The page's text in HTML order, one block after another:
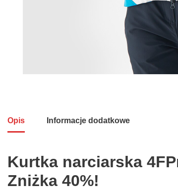
Opis Informacje dodatkowe
Kurtka narciarska
Zniżka 40%!